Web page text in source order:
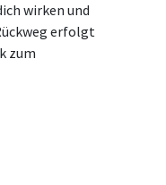
wirken und
erfolgt
zum